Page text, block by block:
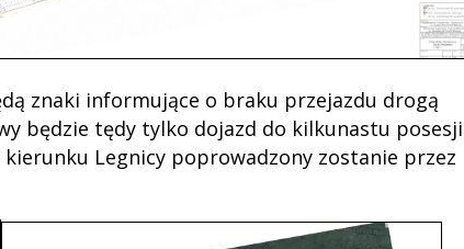
znaki informujące o braku przejazdu drogą
będzie tędy tylko dojazd do kilkunastu posesji
Legnicy poprowadzony zostanie przez